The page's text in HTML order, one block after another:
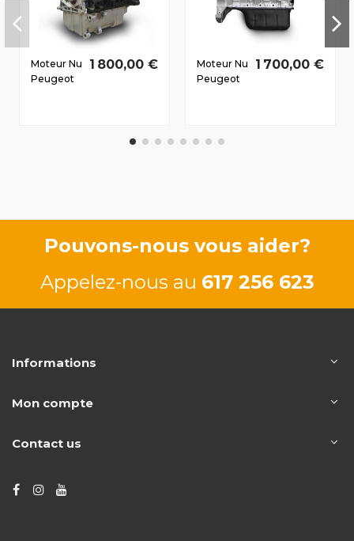
Moteur Nu
Peugeot
1 800,00 €
Moteur Nu
Peugeot
80/110 CV
1 700,00 €
Pouvons-nous vous aider?
Appelez-nous au 617 256 623
Informations
Mon compte
Contact us